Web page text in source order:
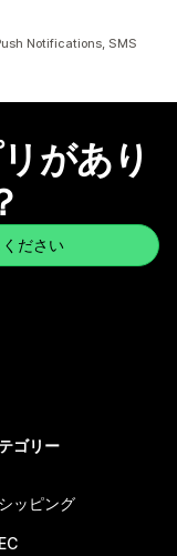
Notifications, SMS
があり
ださい
ゴリー
ッピング